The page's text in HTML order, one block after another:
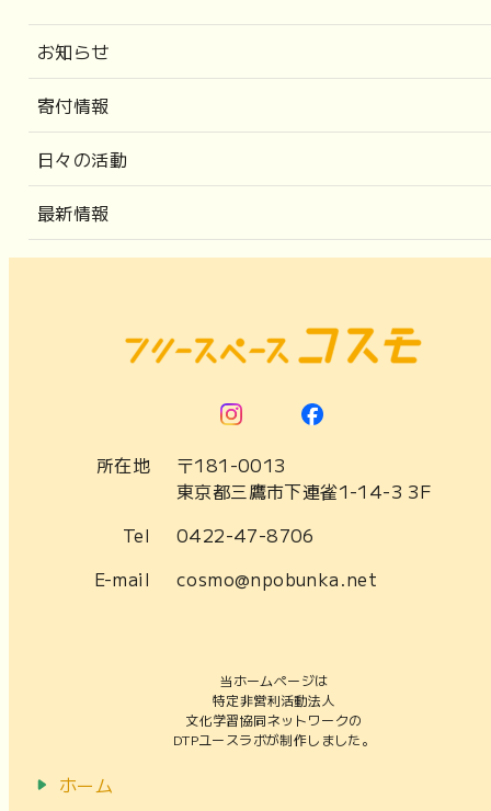
お知らせ
寄付情報
日々の活動
最新情報
所在地
〒181-0013
東京都三鷹市下連雀1-14-3 3F
Tel
0422-47-8706
E-mail
cosmo@npobunka.net
当ホームページは
特定非営利活動法人
文化学習協同ネットワークの
DTPユースラボが制作しました。
ホーム